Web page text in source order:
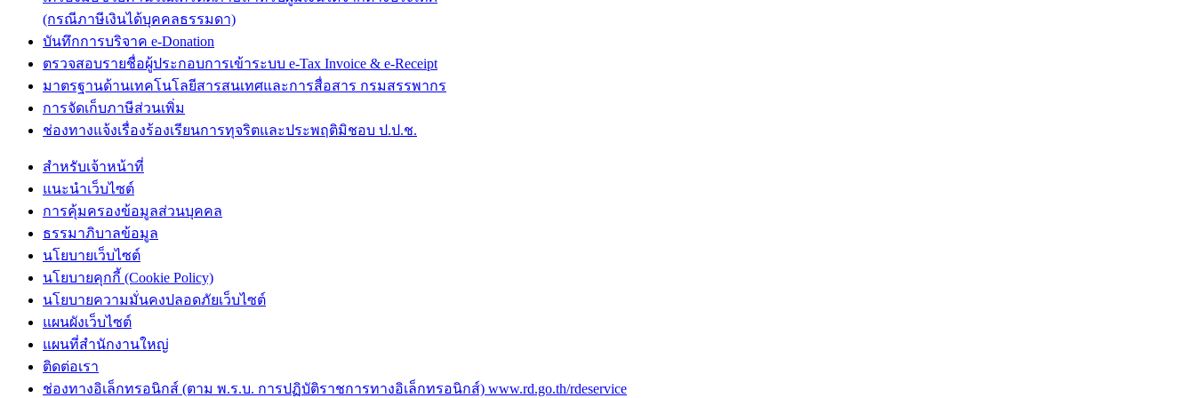
(กรณีภาษีเงินได้บุคคลธรรมดา)
บันทึกการบริจาค e-Donation
ตรวจสอบรายชื่อผู้ประกอบการเข้าระบบ e-Tax Invoice & e-Receipt
มาตรฐานด้านเทคโนโลยีสารสนเทศและการสื่อสาร กรมสรรพากร
การจัดเก็บภาษีส่วนเพิ่ม
ช่องทางแจ้งเรื่องร้องเรียนการทุจริตและประพฤติมิชอบ ป.ป.ช.
สำหรับเจ้าหน้าที่
แนะนำเว็บไซต์
การคุ้มครองข้อมูลส่วนบุคคล
ธรรมาภิบาลข้อมูล
นโยบายเว็บไซต์
นโยบายคุกกี้ (Cookie Policy)
นโยบายความมั่นคงปลอดภัยเว็บไซต์
แผนผังเว็บไซต์
แผนที่สำนักงานใหญ่
ติดต่อเรา
ช่องทางอิเล็กทรอนิกส์ (ตาม พ.ร.บ. การปฏิบัติราชการทางอิเล็กทรอนิกส์) www.rd.go.th/rdeservice